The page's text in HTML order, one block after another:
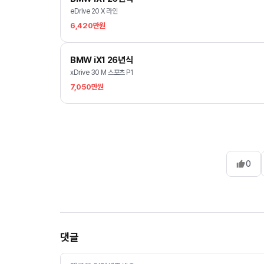
eDrive 20 X 라인
6,420만원
BMW iX1 26년식
xDrive 30 M 스포츠 P1
7,050만원
0
댓글